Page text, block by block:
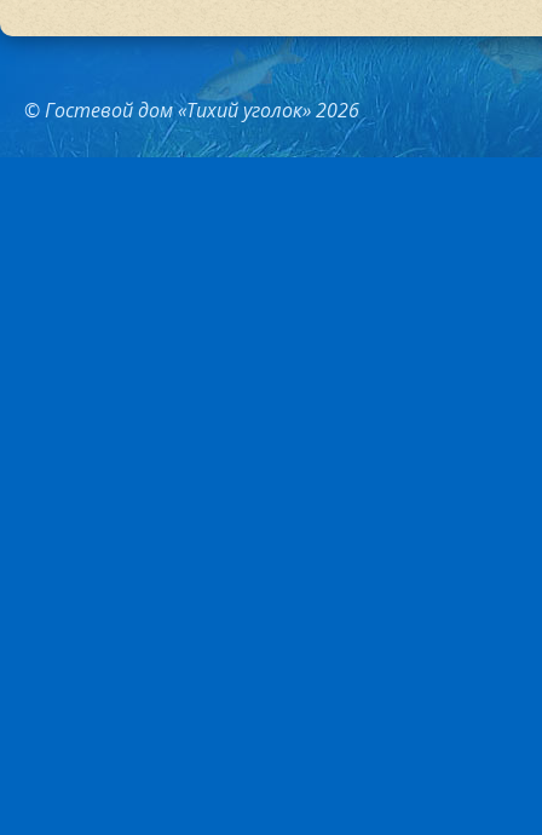
© Гостевой дом «Тихий уголок» 2026